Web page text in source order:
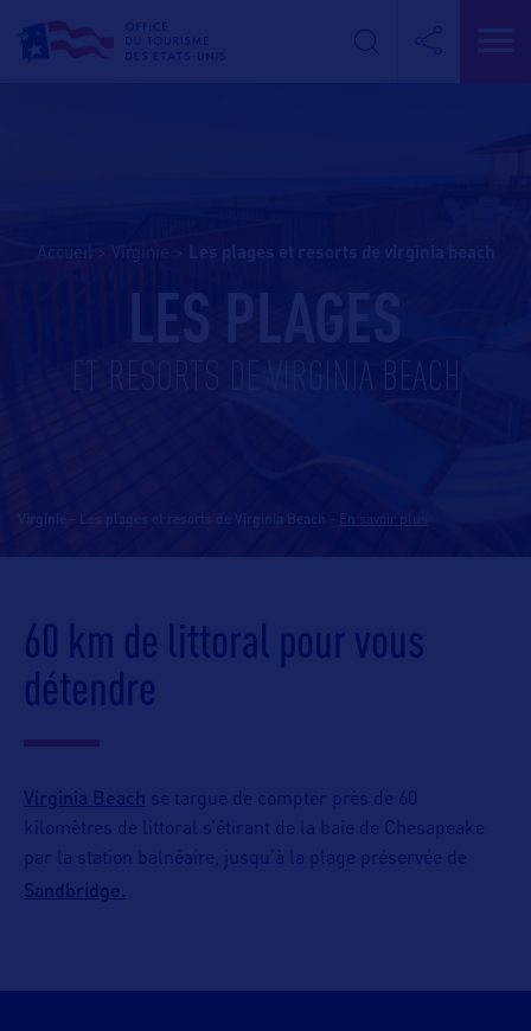
Accueil Virginie les plages et resorts de virginia beach
LES PLAGES
ET RESORTS DE VIRGINIA BEACH
Virginie - Les plages et resorts de Virginia Beach
60 km de littoral pour vous
détendre
Virginia Beach se targue de compter près de 60
kilomètres de littoral s’étirant de la baie de Chesapeake
par la station balnéaire, jusqu’à la plage préservée de
Sandbridge.